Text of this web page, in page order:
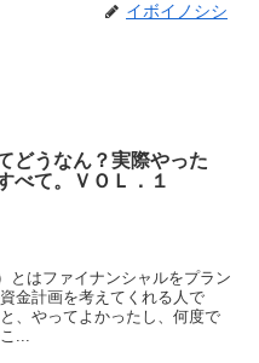
イボイノシシ
どうなん？実際やった
べて。ＶＯＬ．１
とはファイナンシャルをプラン
金計画を考えてくれる人で
、やってよかったし、何度で
...